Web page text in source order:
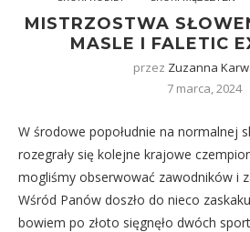
MISTRZOSTWA
MASLE I FALETIC
przez Zuzanna
7 marca, 2024
W środowe popołudnie na normalnej
rozegrały się kolejne krajowe
mogliśmy obserwować zawodników i
Wśród Panów doszło do nieco
bowiem po złoto sięgnęło dwóch